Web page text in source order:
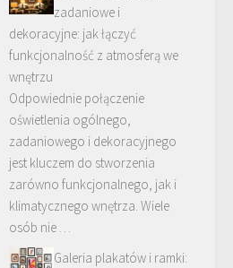
zadaniowe i
dekoracyjne: jak łączyć
funkcjonalność z atmosferą we
wnętrzu
Odpowiednie połączenie
oświetlenia ogólnego,
zadaniowego i dekoracyjnego
jest kluczem do stworzenia
zarówno funkcjonalnego, jak i
klimatycznego wnętrza. Wiele
osób nie …
Galeria plakatów i ramki: